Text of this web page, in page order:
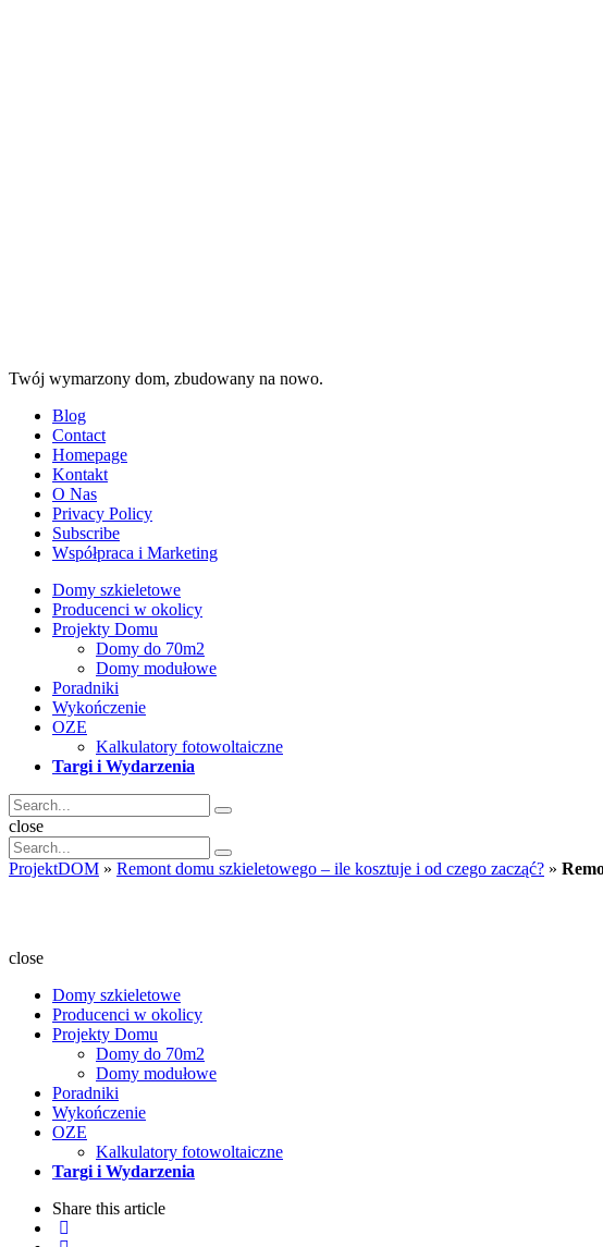
Twój wymarzony dom, zbudowany na nowo.
Menu
Blog
Contact
Homepage
Kontakt
O Nas
Privacy Policy
Subscribe
Współpraca i Marketing
Domy szkieletowe
Producenci w okolicy
Projekty Domu
Domy do 70m2
Domy modułowe
Poradniki
Wykończenie
OZE
Kalkulatory fotowoltaiczne
Targi i Wydarzenia
Search
for:
Search
Search
close
Search
for:
Search
ProjektDOM » Remont domu szkieletowego – ile kosztuje i od czego zacząć? »
close
Domy szkieletowe
Producenci w okolicy
Projekty Domu
Domy do 70m2
Domy modułowe
Poradniki
Wykończenie
OZE
Kalkulatory fotowoltaiczne
Targi i Wydarzenia
Share this article